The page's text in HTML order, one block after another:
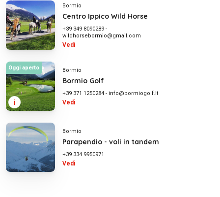
Bormio
Centro Ippico Wild Horse
+39 349 8090289 -
wildhorsebormio@gmail.com
Vedi
i
Oggi aperto Bormio
Bormio Golf
+39 371 1250284 - info@bormiogolf.it
Vedi
Bormio
Parapendio - voli in tandem
+39 334 9950971
Vedi